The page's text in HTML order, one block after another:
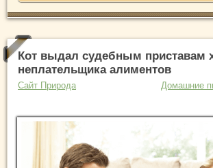
Кот выдал судебным приставам
неплательщика алиментов
Сайт Природа Домашние